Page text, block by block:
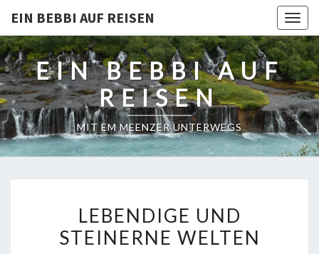
EIN BEBBI AUF REISEN
EIN BEBBI AUF
REISEN
MIT EM MEENZER UNTERWEGS
UND
STEINERNE
LEBENDIGE UND
STEINERNE WELTEN